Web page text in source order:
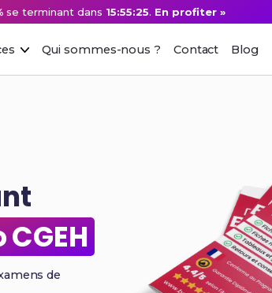
se terminant dans 15:55:24. En profiter »
Qui sommes-nous ? Contact Blog
de